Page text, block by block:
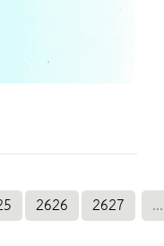
2626 2627 ...